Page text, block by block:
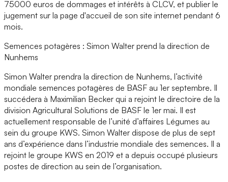
75000 euros de dommages et intérêts à CLCV, et publier le
jugement sur la page d'accueil de son site internet pendant 6
mois.
Semences potagères : Simon Walter prend la direction de
Nunhems
Simon Walter prendra la direction de Nunhems, l’activité
mondiale semences potagères de BASF au 1er septembre. Il
succédera à Maximilian Becker qui a rejoint le directoire de la
division Agricultural Solutions de BASF le 1er mai. Il est
actuellement responsable de l’unité d’affaires Légumes au
sein du groupe KWS. Simon Walter dispose de plus de sept
ans d’expérience dans l’industrie mondiale des semences. Il a
rejoint le groupe KWS en 2019 et a depuis occupé plusieurs
postes de direction au sein de l’organisation.